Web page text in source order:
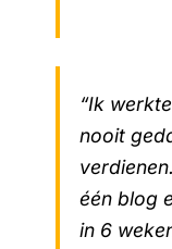
“Ik
nooit
één blog
in 6